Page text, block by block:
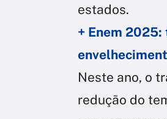
estados.
+ Enem
Neste ano, o
redução do